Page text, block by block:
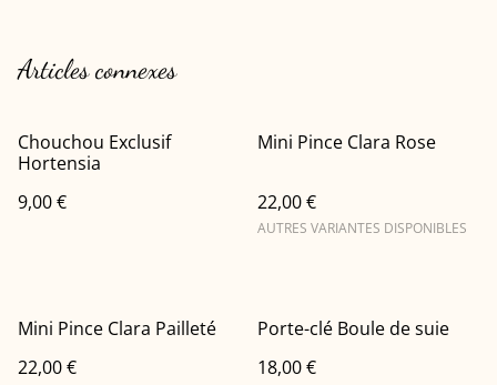
Articles connexes
Chouchou Exclusif
Hortensia
9,00 €
Mini Pince Clara Rose
22,00 €
AUTRES VARIANTES DISPONIBLES
Mini Pince Clara Pailleté
22,00 €
Porte-clé Boule de suie
18,00 €